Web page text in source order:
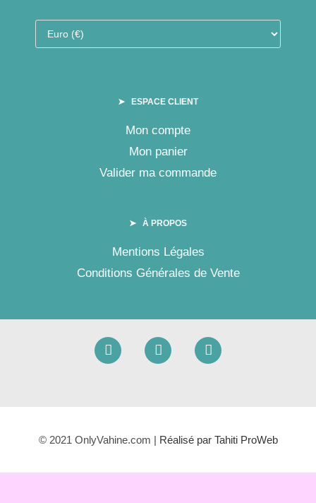
➤ ESPACE CLIENT
Mon compte
Mon panier
Valider ma commande
➤ À PROPOS
Mentions Légales
Conditions Générales de Vente
© 2021 OnlyVahine.com | Réalisé par Tahiti ProWeb